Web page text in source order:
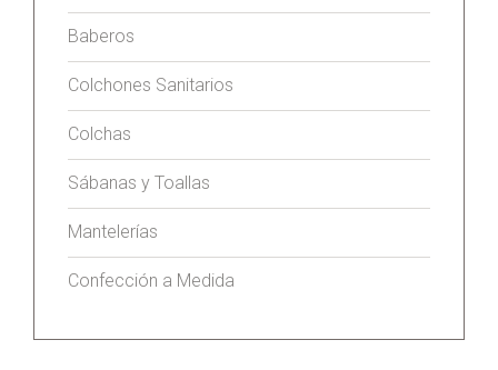
Baberos
Colchones Sanitarios
Colchas
Sábanas y Toallas
Mantelerías
Confección a Medida